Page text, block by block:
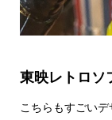
東映レトロ
こちらもすごい